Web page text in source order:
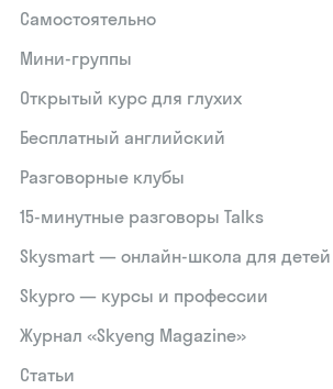
Самостоятельно
Мини-группы
Открытый курс для глухих
Бесплатный английский
Разговорные клубы
15‑минутные разговоры Talks
Skysmart — онлайн-школа для детей
Skypro — курсы и профессии
Журнал «Skyeng Magazine»
Статьи